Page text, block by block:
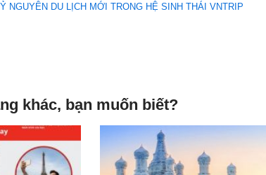
NGUYÊN DU LỊCH MỚI TRONG HỆ SINH THÁI VNTRIP
khác, bạn muốn biết?